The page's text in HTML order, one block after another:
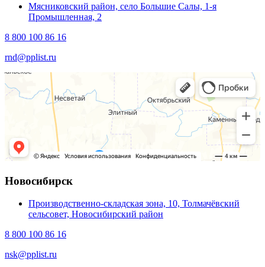
Мясниковский район, село Большие Салы, 1-я
Промышленная, 2
8 800 100 86 16
rnd@pplist.ru
Новосибирск
Производственно-складская зона, 10, Толмачёвский
сельсовет, Новосибирский район
8 800 100 86 16
nsk@pplist.ru